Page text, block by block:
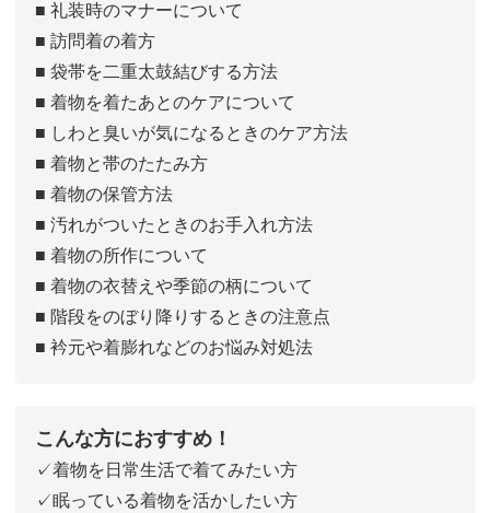
■ 礼装時のマナーについて
■ 訪問着の着方
■ 袋帯を二重太鼓結びする方法
■ 着物を着たあとのケアについて
■ しわと臭いが気になるときのケア方法
■ 着物と帯のたたみ方
■ 着物の保管方法
■ 汚れがついたときのお手入れ方法
■ 着物の所作について
■ 着物の衣替えや季節の柄について
■ 階段をのぼり降りするときの注意点
■ 衿元や着膨れなどのお悩み対処法
こんな方におすすめ！
✓着物を日常生活で着てみたい方
✓眠っている着物を活かしたい方